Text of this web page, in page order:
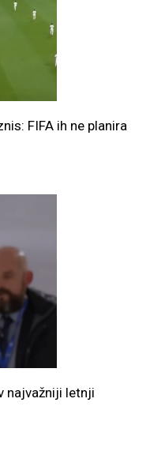
FIFA ih ne planira
najvažniji letnji